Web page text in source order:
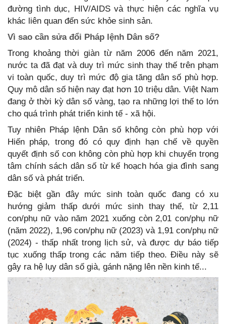
đường tình dục, HIV/AIDS và thực hiện các nghĩa vụ
khác liên quan đến sức khỏe sinh sản.
Vì sao cần sửa đổi Pháp lệnh Dân số?
Trong khoảng thời giàn từ năm 2006 đến năm 2021,
nước ta đã đạt và duy trì mức sinh thay thế trên phạm
vi toàn quốc, duy trì mức độ gia tăng dân số phù hợp.
Quy mô dân số hiện nay đạt hơn 10 triệu dân. Việt Nam
đang ở thời kỳ dân số vàng, tạo ra những lợi thế to lớn
cho quá trình phát triển kinh tế - xã hội.
Tuy nhiên Pháp lệnh Dân số không còn phù hợp với
Hiến pháp, trong đó có quy định hạn chế về quyền
quyết định số con không còn phù hợp khi chuyển trọng
tâm chính sách dân số từ kế hoạch hóa gia đình sang
dân số và phát triển.
Đặc biệt gần đây mức sinh toàn quốc đang có xu
hướng giảm thấp dưới mức sinh thay thế, từ 2,11
con/phụ nữ vào năm 2021 xuống còn 2,01 con/phụ nữ
(năm 2022), 1,96 con/phụ nữ (2023) và 1,91 con/phụ nữ
(2024) - thấp nhất trong lịch sử, và được dự báo tiếp
tục xuống thấp trong các năm tiếp theo. Điều này sẽ
gây ra hệ lụy dân số già, gánh nặng lên nền kinh tế...